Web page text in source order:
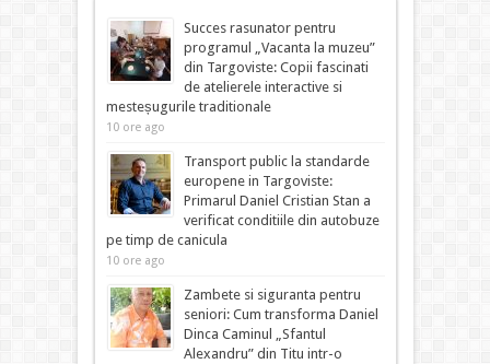
Succes rasunator pentru
programul „Vacanta la muzeu”
din Targoviste: Copii fascinati
de atelierele interactive si
mesteșugurile traditionale
10 ore ago
Transport public la standarde
europene in Targoviste:
Primarul Daniel Cristian Stan a
verificat conditiile din autobuze
pe timp de canicula
10 ore ago
Zambete si siguranta pentru
seniori: Cum transforma Daniel
Dinca Caminul „Sfantul
Alexandru” din Titu intr-o